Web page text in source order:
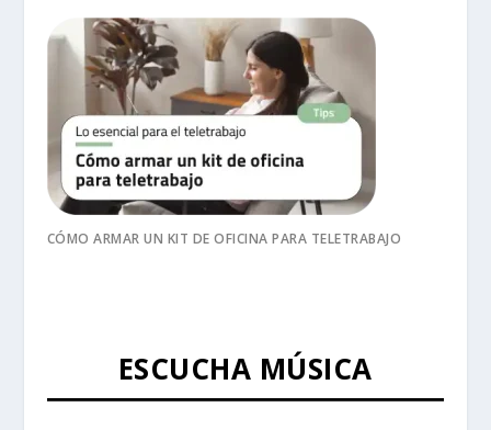
CÓMO ARMAR UN KIT DE OFICINA PARA TELETRABAJO
ESCUCHA MÚSICA